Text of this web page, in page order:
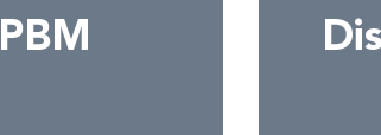
PBM